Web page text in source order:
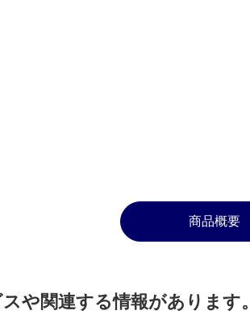
商品概要
や関連する情報があります。